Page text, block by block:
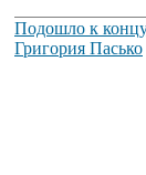
Подошло к концу
Григория Пасько